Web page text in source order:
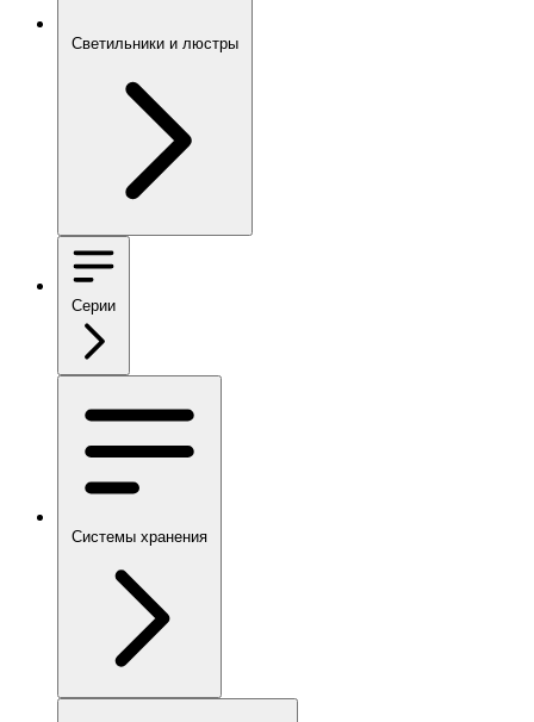
Светильники и люстры
Серии
Системы хранения